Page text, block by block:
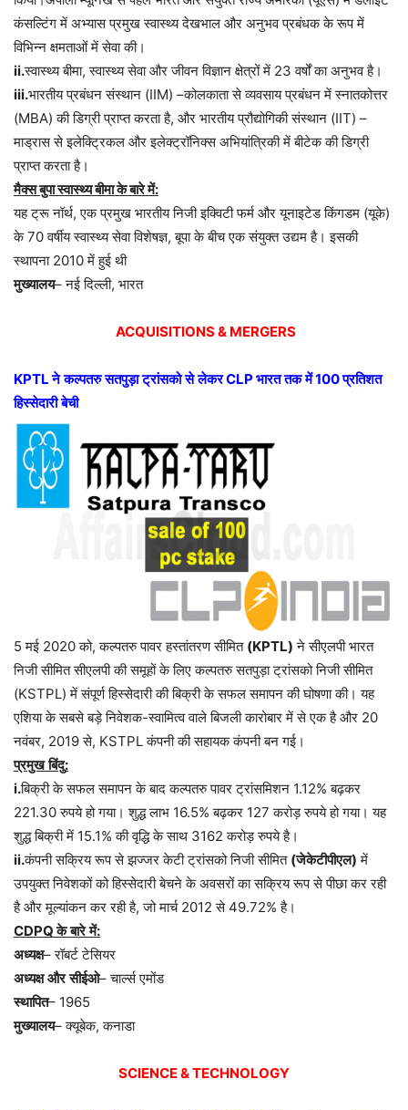
कंसल्टिंग में अभ्यास प्रमुख स्वास्थ्य देखभाल और अनुभव प्रबंधक के रूप में
विभिन्न क्षमताओं में सेवा की।
ii.स्वास्थ्य बीमा,स्वास्थ्य सेवा और जीवन विज्ञान क्षेत्रों में 23वर्षों का अनुभव है।
iii.भारतीय प्रबंधन संस्थान (IIM) –कोलकाता से व्यवसाय प्रबंधन में स्नातकोत्तर
(MBA)की डिग्री प्राप्त करता है, और भारतीय प्रौद्योगिकी संस्थान (IIT) –
माड्रास से इलेक्ट्रिकल और इलेक्ट्रॉनिक्स अभियांत्रिकी में बीटेक की डिग्री
प्राप्त करता है।
मैक्स बुपा स्वास्थ्य बीमा के बारे में:
यह ट्रू नॉर्थ,एक प्रमुख भारतीय निजी इक्विटी फर्म और यूनाइटेड किंगडम (यूके)
के70वर्षीय स्वास्थ्य सेवा विशेषज्ञ,बूपा के बीच एक संयुक्त उद्यम है। इसकी
स्थापना2010में हुई थी
मुख्यालय–नई दिल्ली, भारत
ACQUISITIONS & MERGERS
KPTLने कल्पतरु सतपुड़ा ट्रांसको से लेकरCLPभारत तक में100प्रतिशत
हिस्सेदारी बेची
5 मई 2020 को, कल्पतरु पावर हस्तांतरण सीमित (KPTL) ने सीएलपी भारत
निजी सीमित सीएलपी की समूहों के लिए कल्पतरु सतपुड़ा ट्रांसको निजी सीमित
(KSTPL) में संपूर्ण हिस्सेदारी की बिक्री के सफल समापन की घोषणा की। यह
एशिया के सबसे बड़े निवेशक-स्वामित्व वाले बिजली कारोबार में से एक है और 20
नवंबर, 2019 से, KSTPL कंपनी की सहायक कंपनी बन गई।
प्रमुख बिंदु:
i.बिक्री के सफल समापन के बाद कल्पतरु पावर ट्रांसमिशन 1.12%बढ़कर
221.30रुपये हो गया। शुद्ध लाभ 16.5%बढ़कर 127करोड़ रुपये हो गया। यह
शुद्ध बिक्री में 15.1%की वृद्धि के साथ 3162करोड़ रुपये है।
ii.कंपनी सक्रिय रूप से झज्जर केटी ट्रांसको निजी सीमित (जेकेटीपीएल) में
उपयुक्त निवेशकों को हिस्सेदारी बेचने के अवसरों का सक्रिय रूप से पीछा कर रही
है और मूल्यांकन कर रही है,जो मार्च2012से49.72%है।
CDPQके बारे में:
अध्यक्ष–रॉबर्ट टेसियर
अध्यक्ष और सीईओ–चार्ल्स एमोंड
स्थापित– 1965
मुख्यालय–क्यूबेक,कनाडा
SCIENCE & TECHNOLOGY